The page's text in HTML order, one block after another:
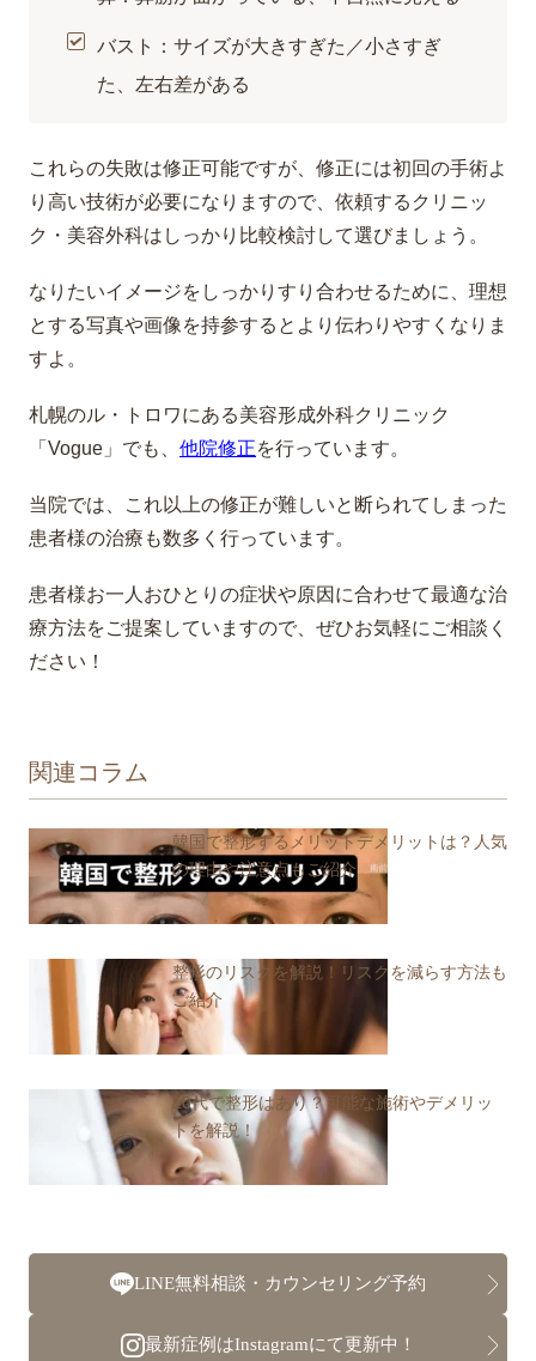
バスト：サイズが大きすぎた／小さすぎ
た、左右差がある
これらの失敗は修正可能ですが、修正には初回の手術よ
り高い技術が必要になりますので、依頼するクリニッ
ク・美容外科はしっかり比較検討して選びましょう。
なりたいイメージをしっかりすり合わせるために、理想
とする写真や画像を持参するとより伝わりやすくなりま
すよ。
札幌のル・トロワにある美容形成外科クリニック
「Vogue」でも、 他院修正を行っています。
当院では、これ以上の修正が難しいと断られてしまった
患者様の治療も数多く行っています。
患者様お一人おひとりの症状や原因に合わせて最適な治
療方法をご提案していますので、ぜひお気軽にご相談く
ださい！
関連コラム
韓国で整形するメリットデメリットは？人気
の理由や注意点もご紹介
整形のリスクを解説！リスクを減らす方法も
ご紹介
10代で整形はあり？可能な施術やデメリッ
トを解説！
LINE無料相談・カウンセリング予約
最新症例はInstagramにて更新中！